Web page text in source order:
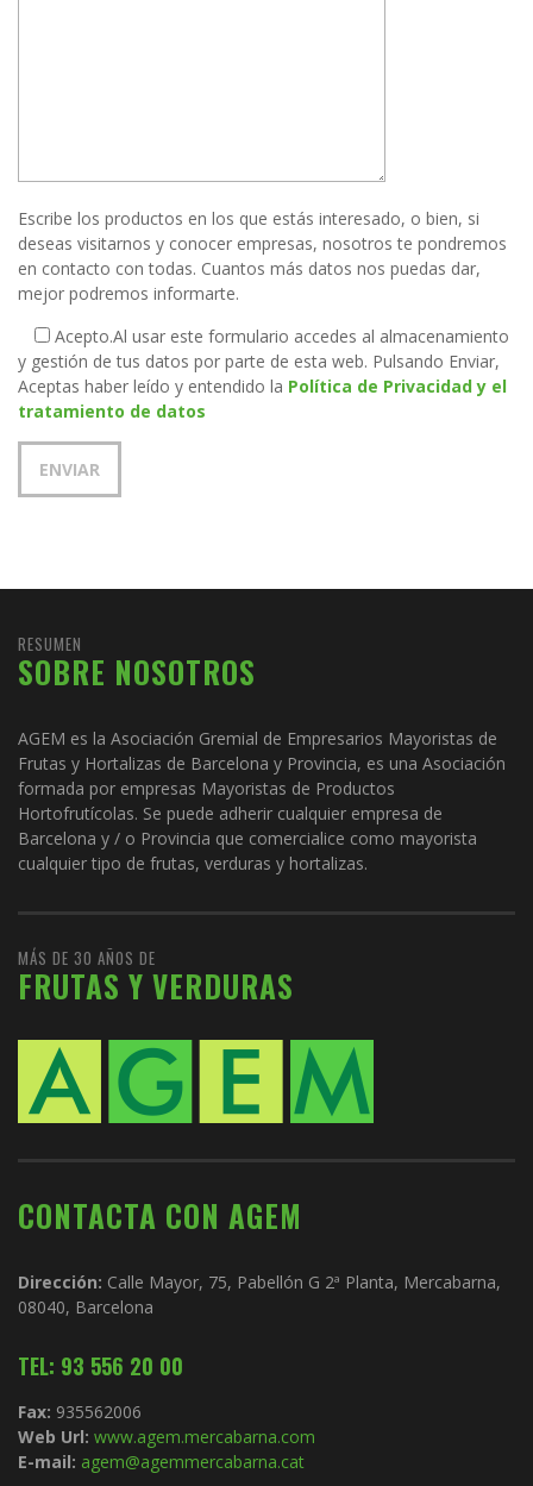
Escribe los productos en los que estás interesado, o bien, si
deseas visitarnos y conocer empresas, nosotros te pondremos
en contacto con todas. Cuantos más datos nos puedas dar,
mejor podremos informarte.
Acepto.Al usar este formulario accedes al almacenamiento
y gestión de tus datos por parte de esta web. Pulsando Enviar,
Aceptas haber leído y entendido la Política de Privacidad y el
tratamiento de datos
RESUMEN
SOBRE NOSOTROS
AGEM es la Asociación Gremial de Empresarios Mayoristas de
Frutas y Hortalizas de Barcelona y Provincia, es una Asociación
formada por empresas Mayoristas de Productos
Hortofrutícolas. Se puede adherir cualquier empresa de
Barcelona y / o Provincia que comercialice como mayorista
cualquier tipo de frutas, verduras y hortalizas.
MÁS DE 30 AÑOS DE
FRUTAS Y VERDURAS
CONTACTA CON AGEM
Dirección: Calle Mayor, 75, Pabellón G 2ª Planta, Mercabarna,
08040, Barcelona
TEL: 93 556 20 00
Fax: 935562006
Web Url: www.agem.mercabarna.com
E-mail: agem@agemmercabarna.cat